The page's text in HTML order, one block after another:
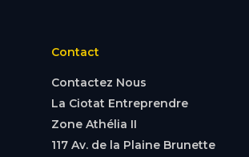
Contact
Contactez Nous
La Ciotat Entreprendre
Zone Athélia II
117 Av. de la Plaine Brunette